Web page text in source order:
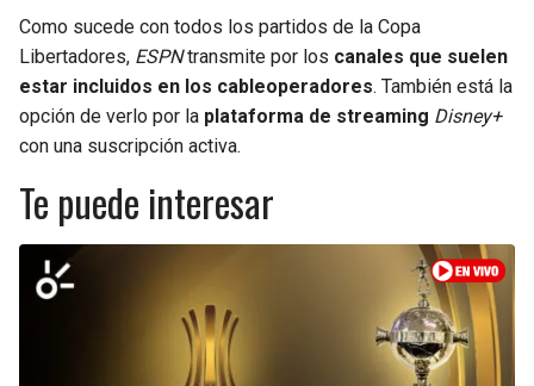
Como sucede con todos los partidos de la Copa
Libertadores, ESPNtransmite por los canales que suelen
estar incluidos en los cableoperadores. También está la
opción de verlo por la plataforma de streaming Disney+
con una suscripción activa.
Te puede interesar